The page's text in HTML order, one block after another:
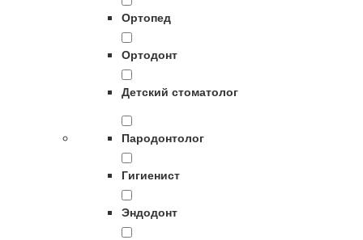
Ортопед
Ортодонт
Детский стоматолог
Пародонтолог
Гигиенист
Эндодонт